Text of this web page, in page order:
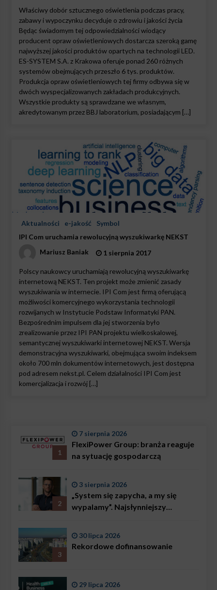
Właściwy dobór sztucznego oświetlenia podczas pracy,
zabawy i wypoczynku decyduje o zdrowiu i jakości życia
Będąc świadomym tej odpowiedzialności wiodący
producent opraw oświetleniowych dostarcza szeroką gamę
najwyższej jakości produktów opartych na technologii LED.
ES-SYSTEM S.A. z Krakowa oferuje ponad 260 różnych
systemów obejmujących przeszło 6 tys. produktów.
Produkcja opraw oświetleniowych tej firmy odbywa się w
dwóch wyspecjalizowanych zakładach produkcyjnych.
Wszystkie produkty są sprawdzane we własnym,
akredytowanym przez BBJ laboratorium, posiadającym […]
Aktualności e-jakość
Symbol
IPI Com uruchamia rewolucyjną wyszukiwarkę NEKST
Mariusz Baniak
1 sierpnia 2017
Polscy naukowcy uruchamiają rewolucyjną wyszukiwarkę
internetową NEKST. Ten projekt może zmienić zasady
wyszukiwania w internecie. IPI Com jest firmą oferującą
możliwości komercyjnego wykorzystania technologii
rozwijanych w Instytucie Podstaw Informatyki PAN.
Bezpośrednim impulsem dla jej stworzenia było
zrealizowanie przez IPI PAN projektu wielkoskalowej,
semantycznej wyszukiwarki internetowej NEKST. Wersja
demonstracyjna wyszukiwarki, obejmująca swoim indeksem
około 700 mln dokumentów internetowych, jest dostępna
pod adresem nekst.pl. Celem działalności IPI Com jest
komercjalizacja i rozwój […]
1
7 sierpnia 2026
FlexiPower Group: branża reaguje
na sytuację gospodarczą
2
3 sierpnia 2026
„System się zapycha, a my się
wypalamy”. Najsłynniejszy
problemem są nie tylko choroby
3
30 lipca 2026
Rekordowe dofinansowanie
29 lipca 2026